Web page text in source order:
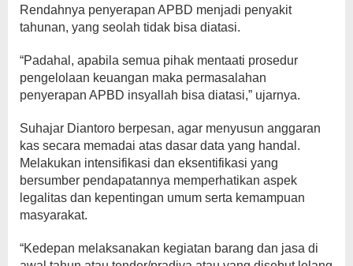
Rendahnya penyerapan APBD menjadi penyakit
tahunan, yang seolah tidak bisa diatasi.
“Padahal, apabila semua pihak mentaati prosedur
pengelolaan keuangan maka permasalahan
penyerapan APBD insyallah bisa diatasi,” ujarnya.
Suhajar Diantoro berpesan, agar menyusun anggaran
kas secara memadai atas dasar data yang handal.
Melakukan intensifikasi dan eksentifikasi yang
bersumber pendapatannya memperhatikan aspek
legalitas dan kepentingan umum serta kemampuan
masyarakat.
“Kedepan melaksanakan kegiatan barang dan jasa di